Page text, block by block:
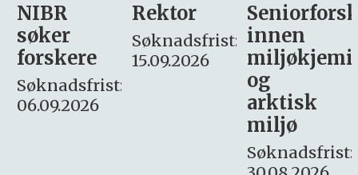
Rektor
Søknadsfrist:
15.09.2026
Seniorforsker
innen
miljøkjemi
søker
– fast
Søknadsfrist:
16. august.